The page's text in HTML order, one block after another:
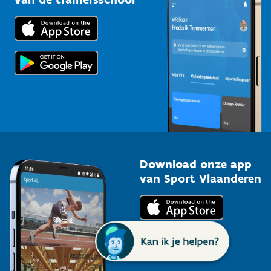
Trainers en begeleiders
Topsporters
Downloads
Voor de pers
Download onze app
van Sport Vlaanderen